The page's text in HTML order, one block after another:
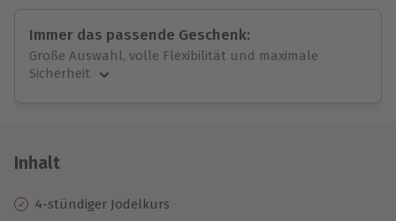
Immer das passende Geschenk:
Große Auswahl, volle Flexibilität und maximale
Sicherheit
Jeder Gutschein für alle Erlebnisse einlösbar.
10 Jahre gültig & verlängerbar.
Inhalt
4-stündiger Jodelkurs